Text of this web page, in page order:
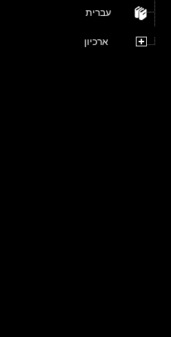
עברית
ארכיון